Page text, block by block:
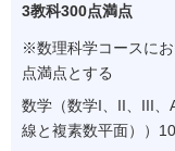
3教科300点満点
※数理科学コースに
点満点とする
数学（数学I、II、III、
線と複素数平面））